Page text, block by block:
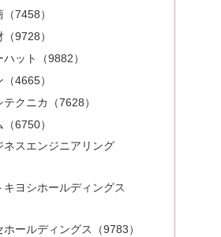
7458）
9728）
ット（9882）
4665）
クニカ（7628）
6750）
ネスエンジニアリング
キヨシホールディングス
ールディングス（9783）